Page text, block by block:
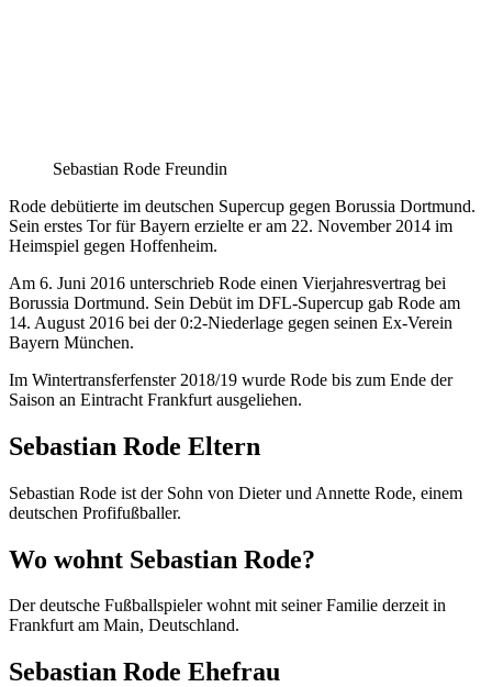
Sebastian Rode Freundin
Rode debütierte im deutschen Supercup gegen Borussia Dortmund.
Sein erstes Tor für Bayern erzielte er am 22. November 2014 im
Heimspiel gegen Hoffenheim.
Am 6. Juni 2016 unterschrieb Rode einen Vierjahresvertrag bei
Borussia Dortmund. Sein Debüt im DFL-Supercup gab Rode am
14. August 2016 bei der 0:2-Niederlage gegen seinen Ex-Verein
Bayern München.
Im Wintertransferfenster 2018/19 wurde Rode bis zum Ende der
Saison an Eintracht Frankfurt ausgeliehen.
Sebastian Rode Eltern
Sebastian Rode ist der Sohn von Dieter und Annette Rode, einem
deutschen Profifußballer.
Wo wohnt Sebastian Rode?
Der deutsche Fußballspieler wohnt mit seiner Familie derzeit in
Frankfurt am Main, Deutschland.
Sebastian Rode Ehefrau